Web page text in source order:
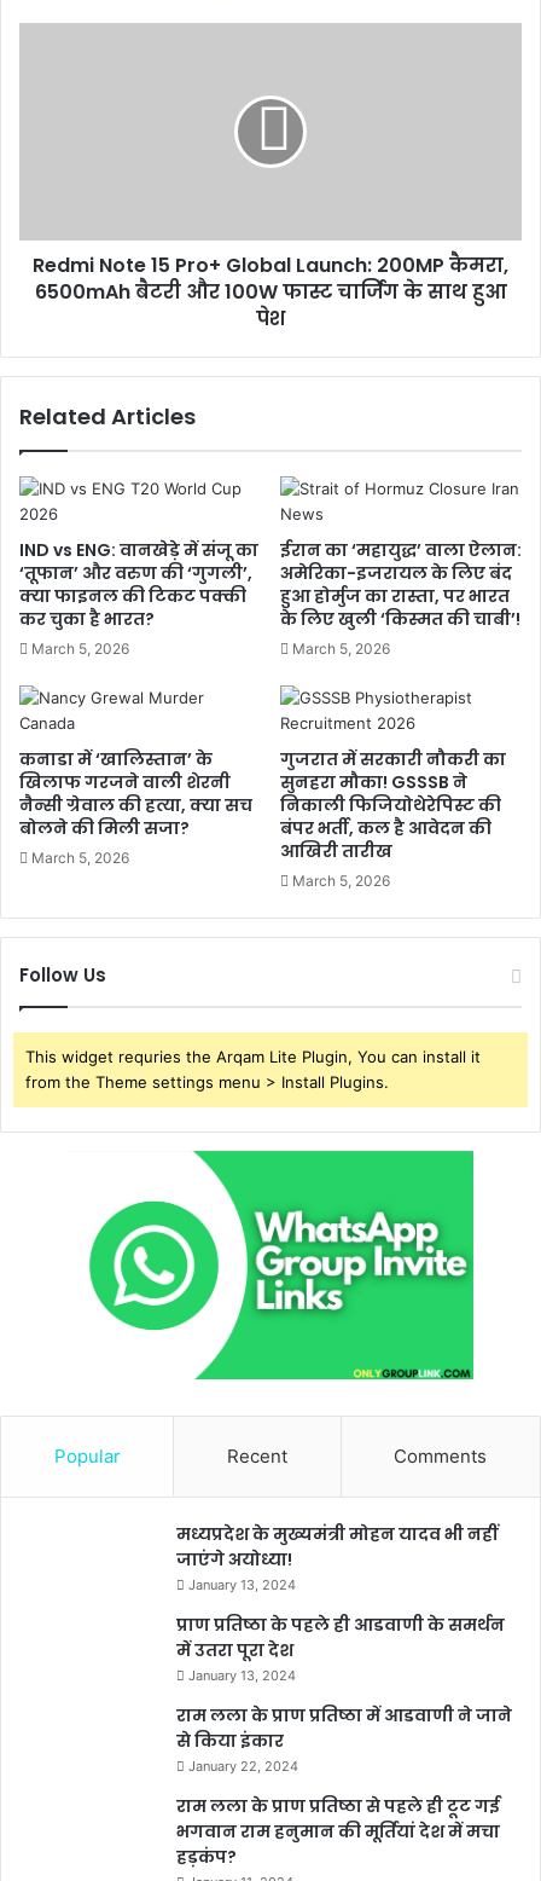
Redmi Note 15 Pro+ Global Launch: 200MP कैमरा,
6500mAh बैटरी और 100W फास्ट चार्जिंग के साथ हुआ
पेश
Related Articles
IND vs ENG: वानखेड़े में संजू का
‘तूफान’ और वरुण की ‘गुगली’,
क्या फाइनल की टिकट पक्की
कर चुका है भारत?
March 5, 2026
ईरान का ‘महायुद्ध’ वाला ऐलान:
अमेरिका-इजरायल के लिए बंद
हुआ होर्मुज का रास्ता, पर भारत
के लिए खुली ‘किस्मत की चाबी’!
March 5, 2026
कनाडा में ‘खालिस्तान’ के
खिलाफ गरजने वाली शेरनी
नैन्सी ग्रेवाल की हत्या, क्या सच
बोलने की मिली सजा?
March 5, 2026
गुजरात में सरकारी नौकरी का
सुनहरा मौका! GSSSB ने
निकाली फिजियोथेरेपिस्ट की
बंपर भर्ती, कल है आवेदन की
आखिरी तारीख
March 5, 2026
Follow Us
This widget requries the Arqam Lite Plugin, You can install it
from the Theme settings menu > Install Plugins.
Popular Recent Comments
मध्यप्रदेश के मुख्यमंत्री मोहन यादव भी नहीं
जाएंगे अयोध्या!
January 13, 2024
प्राण प्रतिष्ठा के पहले ही आडवाणी के समर्थन
में उतरा पूरा देश
January 13, 2024
राम लला के प्राण प्रतिष्ठा में आडवाणी ने जाने
से किया इंकार
January 22, 2024
राम लला के प्राण प्रतिष्ठा से पहले ही टूट गई
भगवान राम हनुमान की मूर्तियां देश में मचा
हड़कंप?